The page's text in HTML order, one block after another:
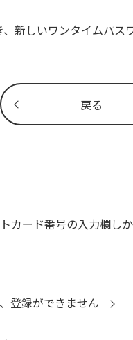
戻る
新しいワンタイムパス
カード番号の入力欄し
登録ができません